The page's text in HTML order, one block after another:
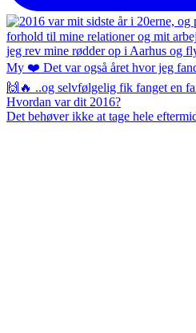
Det behøver ikke at tage hele